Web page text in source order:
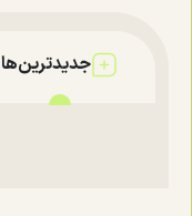
جدیدترین‌ها